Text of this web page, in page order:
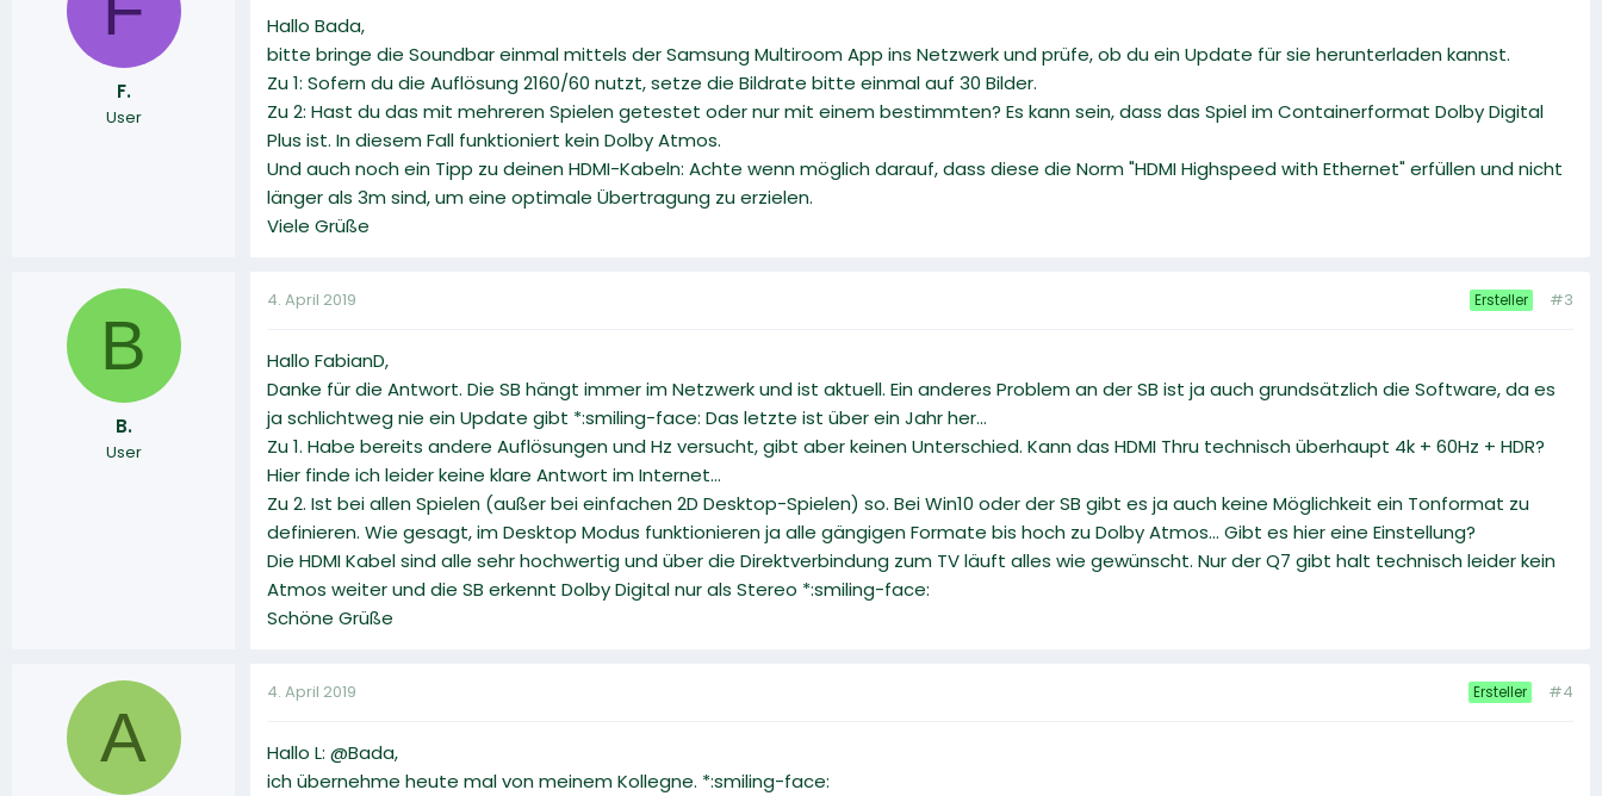
F.
User
Hallo Bada,
bitte bringe die Soundbar einmal mittels der Samsung Multiroom App ins Netzwerk und prüfe, ob du ein Update für sie herunterladen kannst.
Zu 1: Sofern du die Auflösung 2160/60 nutzt, setze die Bildrate bitte einmal auf 30 Bilder.
Zu 2: Hast du das mit mehreren Spielen getestet oder nur mit einem bestimmten? Es kann sein, dass das Spiel im Containerformat Dolby Digital
Plus ist. In diesem Fall funktioniert kein Dolby Atmos.
Und auch noch ein Tipp zu deinen HDMI-Kabeln: Achte wenn möglich darauf, dass diese die Norm "HDMI Highspeed with Ethernet" erfüllen und nicht
länger als 3m sind, um eine optimale Übertragung zu erzielen.
Viele Grüße
B
B.
User
4. April 2019 Ersteller #3
Hallo FabianD,
Danke für die Antwort. Die SB hängt immer im Netzwerk und ist aktuell. Ein anderes Problem an der SB ist ja auch grundsätzlich die Software, da es
ja schlichtweg nie ein Update gibt *:smiling-face: Das letzte ist über ein Jahr her...
Zu 1. Habe bereits andere Auflösungen und Hz versucht, gibt aber keinen Unterschied. Kann das HDMI Thru technisch überhaupt 4k + 60Hz + HDR?
Hier finde ich leider keine klare Antwort im Internet...
Zu 2. Ist bei allen Spielen (außer bei einfachen 2D Desktop-Spielen) so. Bei Win10 oder der SB gibt es ja auch keine Möglichkeit ein Tonformat zu
definieren. Wie gesagt, im Desktop Modus funktionieren ja alle gängigen Formate bis hoch zu Dolby Atmos... Gibt es hier eine Einstellung?
Die HDMI Kabel sind alle sehr hochwertig und über die Direktverbindung zum TV läuft alles wie gewünscht. Nur der Q7 gibt halt technisch leider kein
Atmos weiter und die SB erkennt Dolby Digital nur als Stereo *:smiling-face:
Schöne Grüße
A
4. April 2019 Ersteller #4
Hallo L: @Bada,
ich übernehme heute mal von meinem Kollegne. *:smiling-face: